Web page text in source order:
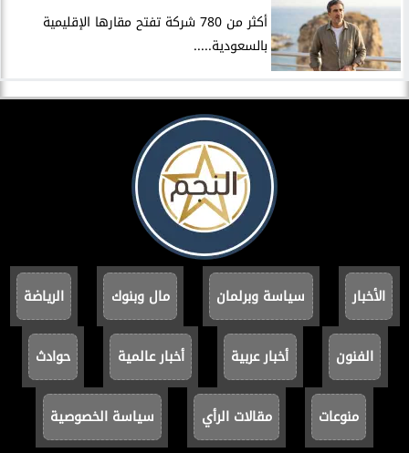
أكثر من 780 شركة تفتح مقارها الإقليمية
بالسعودية.....
الأخبار سياسة وبرلمان مال وبنوك الرياضة
الفنون أخبار عربية أخبار عالمية حوادث
منوعات مقالات الرأي سياسة الخصوصية